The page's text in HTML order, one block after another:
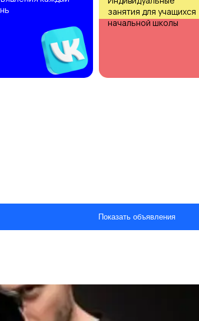
занятия для учащихся
начальной школы
Показать объявления